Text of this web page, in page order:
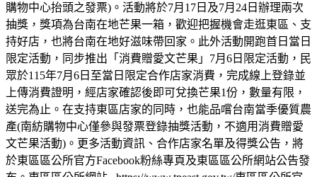
購物中心抬頭之發票)。活動將於7月17日及7月24日辦理兩次
抽獎，獎項為台南在地芒果一箱，歡迎把握機會走逛東區、支
持好店，也將台南在地好滋味帶回家。此外活動開跑首日當日
限定活動，同步推出「消費贈愛文芒果」7月6日限定活動，民
眾於115年7月6日至當日限定合作店家消費，完成線上登錄並
上傳消費證明，經店家確認後即可兌換芒果1份，數量有限，
送完為止。在支持東區店家的同時，也能品嚐台南當季優質農
產(南紡購物中心僅參與發票登錄抽獎活動，不適用消費贈愛
文芒果活動)。更多活動資訊、合作店家名單及得獎公告，將
於東區區公所官方Facebook粉絲專頁及東區區公所網站公告發